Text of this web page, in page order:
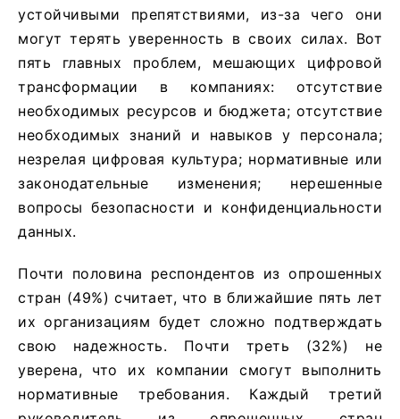
устойчивыми препятствиями, из-за чего они
могут терять уверенность в своих силах. Вот
пять главных проблем, мешающих цифровой
трансформации в компаниях: отсутствие
необходимых ресурсов и бюджета; отсутствие
необходимых знаний и навыков у персонала;
незрелая цифровая культура; нормативные или
законодательные изменения; нерешенные
вопросы безопасности и конфиденциальности
данных.
Почти половина респондентов из опрошенных
стран (49%) считает, что в ближайшие пять лет
их организациям будет сложно подтверждать
свою надежность. Почти треть (32%) не
уверена, что их компании смогут выполнить
нормативные требования. Каждый третий